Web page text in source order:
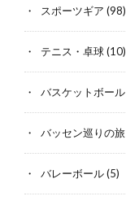
スポーツギア (98)
テニス・卓球(10)
バスケットボール
バッセン巡りの旅
バレーボール(5)